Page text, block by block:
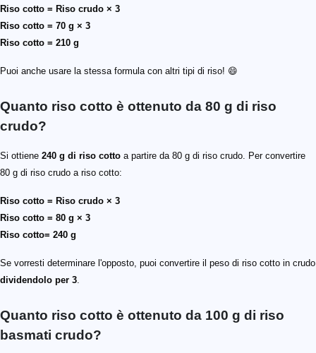
Riso cotto = Riso crudo × 3
Riso cotto = 70 g × 3
Riso cotto = 210 g
Puoi anche usare la stessa formula con altri tipi di riso! 😄
Quanto riso cotto è ottenuto da 80 g di riso
crudo?
Si ottiene 240 g di riso cotto a partire da 80 g di riso crudo. Per convertire
80 g di riso crudo a riso cotto:
Riso cotto = Riso crudo × 3
Riso cotto = 80 g × 3
Riso cotto= 240 g
Se vorresti determinare l'opposto, puoi convertire il peso di riso cotto in crudo
dividendolo per 3.
Quanto riso cotto è ottenuto da 100 g di riso
basmati crudo?